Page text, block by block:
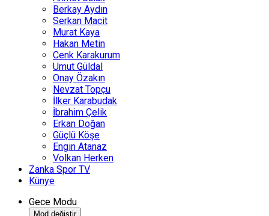
Berkay Aydın
Serkan Macit
Murat Kaya
Hakan Metin
Cenk Karakurum
Umut Güldal
Onay Özakın
Nevzat Topçu
İlker Karabudak
İbrahim Çelik
Erkan Doğan
Güçlü Köşe
Engin Atanaz
Volkan Herken
Zanka Spor TV
Künye
Gece Modu
Mod değiştir